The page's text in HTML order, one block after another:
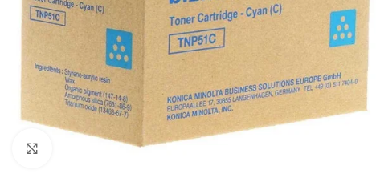
Haga Click para agrandar